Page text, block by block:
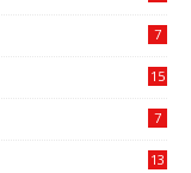
7
15
7
13